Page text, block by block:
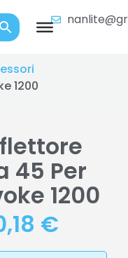
1200
45 Per
1200
€